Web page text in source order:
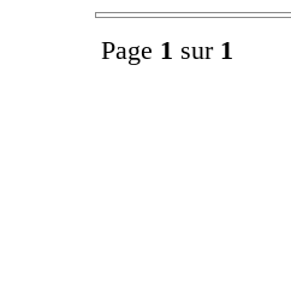
Page 1 sur 1